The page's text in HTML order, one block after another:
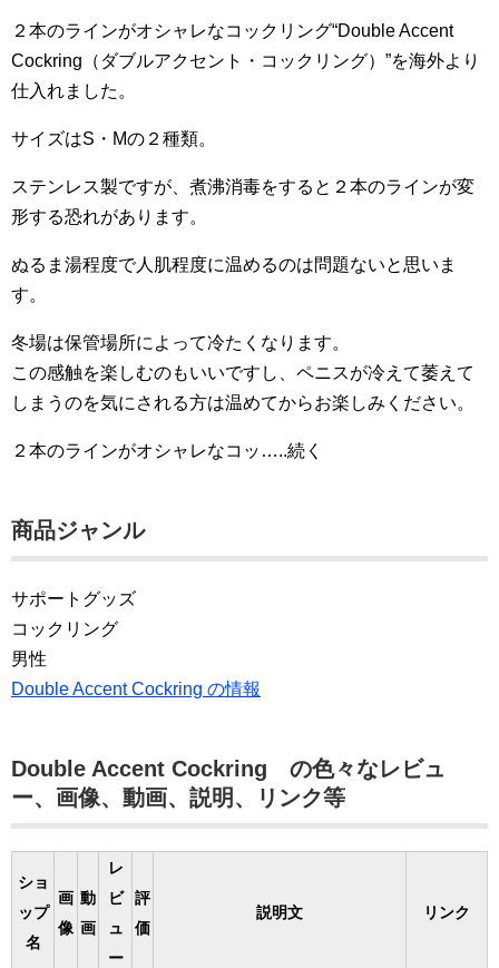
２本のラインがオシャレなコックリング“Double Accent
Cockring（ダブルアクセント・コックリング）”を海外より
仕入れました。
サイズはS・Mの２種類。
ステンレス製ですが、煮沸消毒をすると２本のラインが変
形する恐れがあります。
ぬるま湯程度で人肌程度に温めるのは問題ないと思いま
す。
冬場は保管場所によって冷たくなります。
この感触を楽しむのもいいですし、ペニスが冷えて萎えて
しまうのを気にされる方は温めてからお楽しみください。
２本のラインがオシャレなコッ…..続く
商品ジャンル
サポートグッズ
コックリング
男性
Double Accent Cockring の情報
Double Accent Cockring の色々なレビュ
ー、画像、動画、説明、リンク等
ショ
ップ
名
画
像
動
画
レ
ビ
ュ
ー
評
価
説明文 リンク